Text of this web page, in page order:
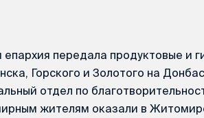
передала продуктовые и
Горского и Золотого на
отдел по
жителям оказали в